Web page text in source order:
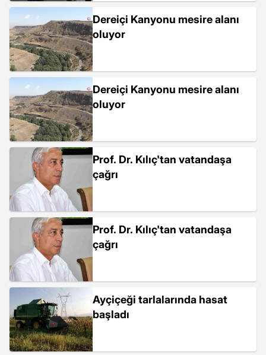
Dereiçi Kanyonu mesire alanı
oluyor
Dereiçi Kanyonu mesire alanı
oluyor
Prof. Dr. Kılıç'tan vatandaşa
çağrı
Prof. Dr. Kılıç'tan vatandaşa
çağrı
Ayçiçeği tarlalarında hasat
başladı